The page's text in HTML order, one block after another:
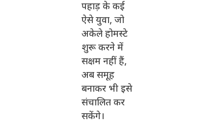
पहाड़ के कई
ऐसे युवा, जो
अकेले होमस्टे
शुरू करने में
सक्षम नहीं हैं,
अब समूह
बनाकर भी इसे
संचालित कर
सकेंगे।